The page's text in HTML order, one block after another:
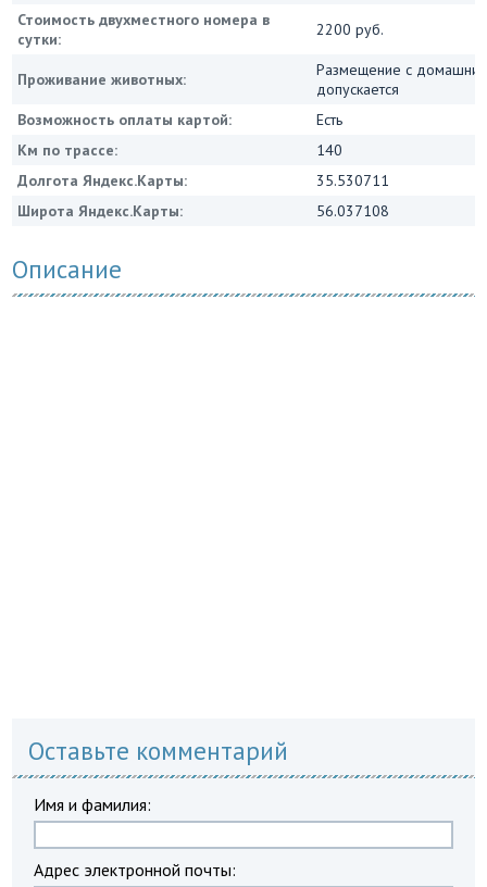
Стоимость двухместного номера в
сутки:
2200 руб.
Проживание животных:
Размещение с
допускается
Возможность оплаты картой:
Есть
Км по трассе:
140
Долгота Яндекс.Карты:
35.530711
Широта Яндекс.Карты:
56.037108
Описание
Оставьте комментарий
Имя и фамилия:
Адрес электронной почты: